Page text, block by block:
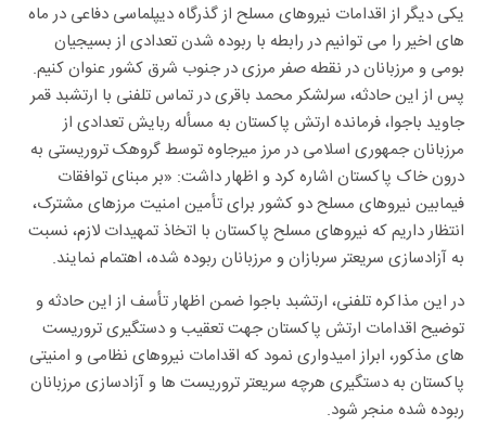
یکی دیگر از اقدامات نیروهای مسلح از گذرگاه دیپلماسی دفاعی در ماه
های اخیر را می توانیم در رابطه با ربوده شدن تعدادی از بسیجیان
بومی و مرزبانان در نقطه صفر مرزی در جنوب شرق کشور عنوان کنیم.
پس از این حادثه، سرلشکر محمد باقری در تماس تلفنی با ارتشبد قمر
جاوید باجوا، فرمانده ارتش پاکستان به مسأله ربایش تعدادی از
مرزبانان جمهوری اسلامی در مرز میرجاوه توسط گروهک تروریستی به
درون خاک پاکستان اشاره کرد و اظهار داشت: «بر مبنای توافقات
فیمابین نیروهای مسلح دو کشور برای تأمین امنیت مرزهای مشترک،
انتظار داریم که نیروهای مسلح پاکستان با اتخاذ تمهیدات لازم، نسبت
به آزادسازی سریعتر سربازان و مرزبانان ربوده شده، اهتمام نمایند.
در این مذاکره تلفنی، ارتشبد باجوا ضمن اظهار تأسف از این حادثه و
توضیح اقدامات ارتش پاکستان جهت تعقیب و دستگیری تروریست
های مذکور، ابراز امیدواری نمود که اقدامات نیروهای نظامی و امنیتی
پاکستان به دستگیری هرچه سریعتر تروریست ها و آزادسازی مرزبانان
ربوده شده منجر شود.